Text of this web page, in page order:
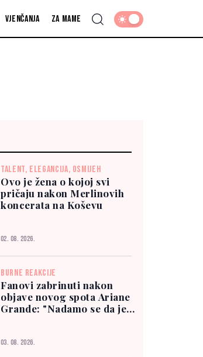
Vjenčanja Za mame
TALENT, ELEGANCIJA, OSMIJEH
Ovo je žena o kojoj svi
pričaju nakon Merlinovih
koncerata na Koševu
02. 08. 2026.
BURNE REAKCIJE
Fanovi zabrinuti nakon
objave novog spota Ariane
Grande: "Nadamo se da je
03. 08. 2026.